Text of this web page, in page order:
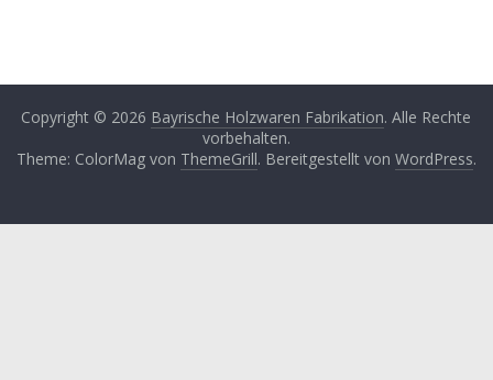
Copyright © 2026 Bayrische Holzwaren Fabrikation. Alle Rechte
vorbehalten.
Theme: ColorMag von ThemeGrill. Bereitgestellt von WordPress.